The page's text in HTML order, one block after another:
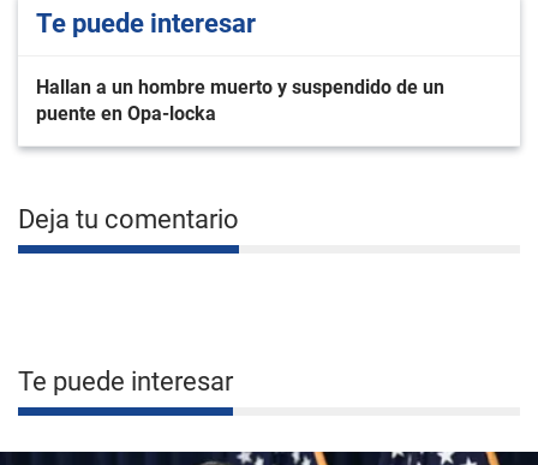
Te puede interesar
Hallan a un hombre muerto y suspendido de un
puente en Opa-locka
Deja tu comentario
Te puede interesar